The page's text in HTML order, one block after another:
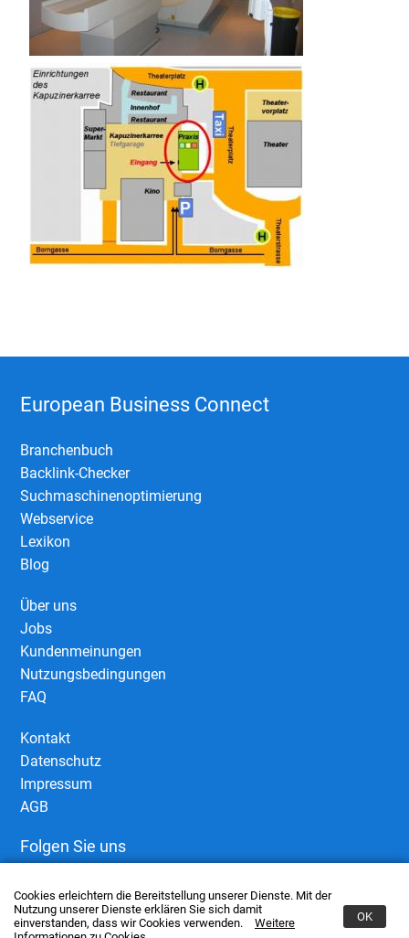
Cookies erleichtern die Bereitstellung unserer Dienste. Mit der
Nutzung unserer Dienste erklären Sie sich damit
einverstanden, dass wir Cookies verwenden.
Weitere
OK
European Business Connect
Branchenbuch
Backlink-Checker
Suchmaschinenoptimierung
Webservice
Lexikon
Blog
Über uns
Jobs
Kundenmeinungen
Nutzungsbedingungen
FAQ
Kontakt
Datenschutz
Impressum
AGB
Folgen Sie uns